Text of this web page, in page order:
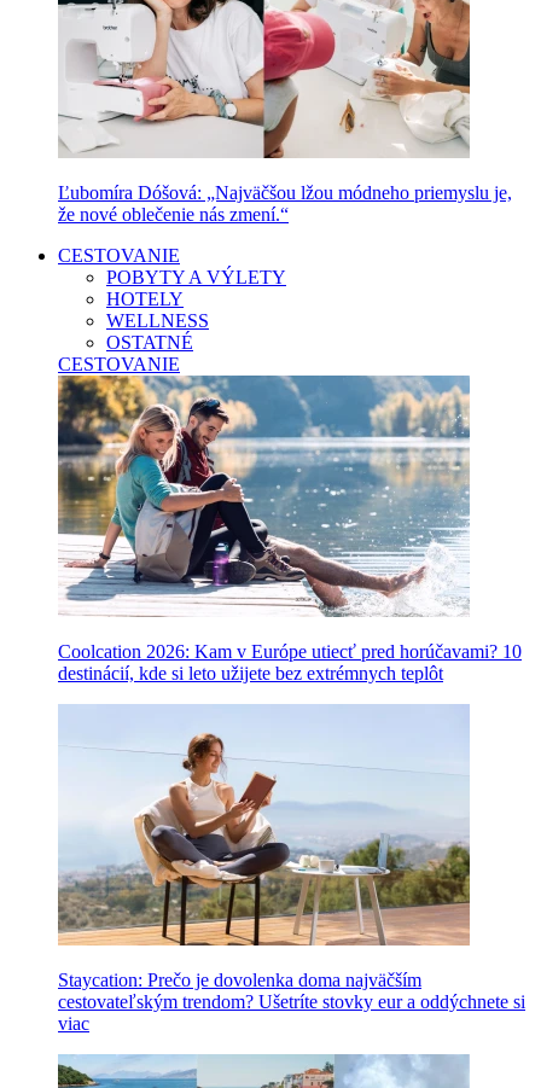
Ľubomíra Dóšová: „Najväčšou lžou módneho priemyslu je,
že nové oblečenie nás zmení.“
CESTOVANIE
POBYTY A VÝLETY
HOTELY
WELLNESS
OSTATNÉ
CESTOVANIE
Coolcation 2026: Kam v Európe utiecť pred horúčavami? 10
destinácií, kde si leto užijete bez extrémnych teplôt
Staycation: Prečo je dovolenka doma najväčším
cestovateľským trendom? Ušetríte stovky eur a oddýchnete si
viac